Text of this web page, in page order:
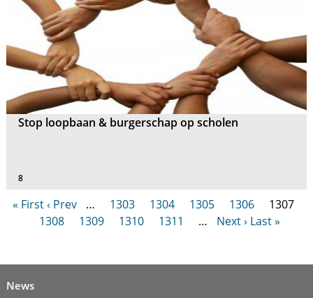
Stop loopbaan & burgerschap op scholen
8
« First‹ Prev … 1303 1304 1305 1306
1307
1308
1309 1310 1311 … Next › Last »
News